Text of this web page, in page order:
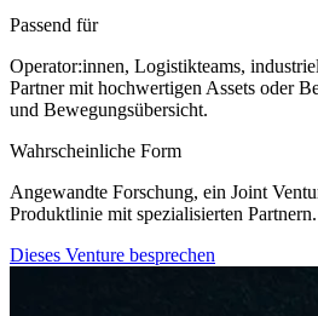
Passend für
Operator:innen, Logistikteams,
Partner mit hochwertigen Assets oder
und Bewegungsübersicht.
Wahrscheinliche Form
Angewandte Forschung, ein Joint
Produktlinie mit spezialisierten Partnern.
Dieses Venture besprechen